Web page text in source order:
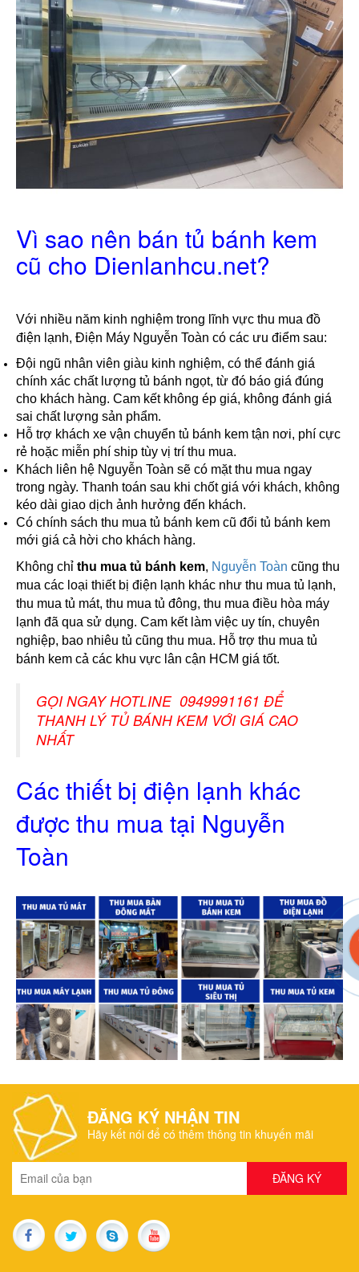
Vì sao nên bán tủ bánh kem
cũ cho Dienlanhcu.net?
Với nhiều năm kinh nghiệm trong lĩnh vực thu mua đồ
điện lạnh, Điện Máy Nguyễn Toàn có các ưu điểm sau:
Đội ngũ nhân viên giàu kinh nghiệm, có thể đánh giá
chính xác chất lượng tủ bánh ngọt, từ đó báo giá đúng
cho khách hàng. Cam kết không ép giá, không đánh giá
sai chất lượng sản phẩm.
Hỗ trợ khách xe vận chuyển tủ bánh kem tận nơi, phí cực
rẻ hoặc miễn phí ship tùy vị trí thu mua.
Khách liên hệ Nguyễn Toàn sẽ có mặt thu mua ngay
trong ngày. Thanh toán sau khi chốt giá với khách, không
kéo dài giao dịch ảnh hưởng đến khách.
Có chính sách thu mua tủ bánh kem cũ đổi tủ bánh kem
mới giá cả hời cho khách hàng.
Không chỉ thu mua tủ bánh kem, Nguyễn Toàn cũng thu
mua các loại thiết bị điện lạnh khác như thu mua tủ lạnh,
thu mua tủ mát, thu mua tủ đông, thu mua điều hòa máy
lạnh đã qua sử dụng. Cam kết làm việc uy tín, chuyên
nghiệp, bao nhiêu tủ cũng thu mua. Hỗ trợ thu mua tủ
bánh kem cả các khu vực lân cận HCM giá tốt.
GỌI NGAY HOTLINE 0949991161 ĐỂ
THANH LÝ TỦ BÁNH KEM VỚI GIÁ CAO
NHẤT
Các thiết bị điện lạnh khác
được thu mua tại Nguyễn
Toàn
ĐĂNG KÝ NHẬN TIN
Hãy kết nói để có thêm thông tin khuyến mãi